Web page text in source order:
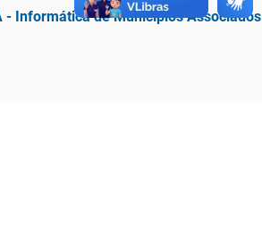
- Informática de Municípios Associados